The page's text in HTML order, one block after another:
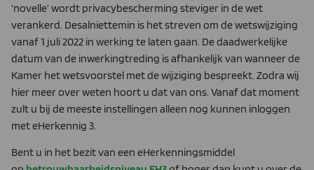
‘novelle’ wordt privacybescherming steviger in de wet
verankerd. Desalniettemin is het streven om de wetswijziging
vanaf 1 juli 2022 in werking te laten gaan. De daadwerkelijke
datum van de inwerkingtreding is afhankelijk van wanneer de
Kamer het wetsvoorstel met de wijziging bespreekt. Zodra wij
hier meer over weten hoort u dat van ons. Vanaf dat moment
zult u bij de meeste instellingen alleen nog kunnen inloggen
met eHerkennig 3.
Bent u in het bezit van een eHerkenningsmiddel